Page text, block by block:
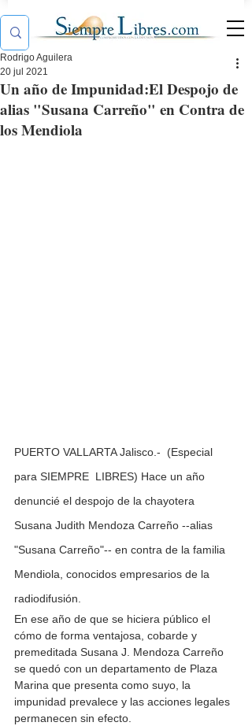
Un año de Impunidad:El Despojo de
alias "Susana Carreño" en Contra de
los Mendiola
Rodrigo Aguilera
20 jul 2021
PUERTO VALLARTA Jalisco.-  (Especial
para SIEMPRE  LIBRES) Hace un año
denuncié el despojo de la chayotera
Susana Judith Mendoza Carreño --alias
"Susana Carreño"-- en contra de la familia
Mendiola, conocidos empresarios de la
radiodifusión.
En ese año de que se hiciera público el
cómo de forma ventajosa, cobarde y
premeditada Susana J. Mendoza Carreño
se quedó con un departamento de Plaza
Marina que presenta como suyo, la
impunidad prevalece y las acciones legales
permanecen sin efecto.